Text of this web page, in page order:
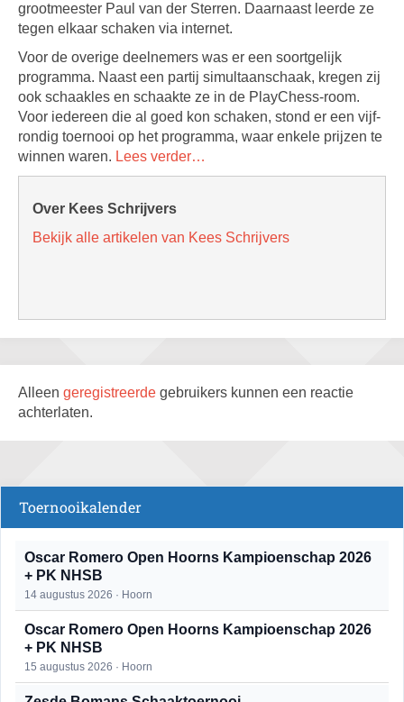
grootmeester Paul van der Sterren. Daarnaast leerde ze
tegen elkaar schaken via internet.
Voor de overige deelnemers was er een soortgelijk
programma. Naast een partij simultaanschaak, kregen zij
ook schaakles en schaakte ze in de PlayChess-room.
Voor iedereen die al goed kon schaken, stond er een vijf-
rondig toernooi op het programma, waar enkele prijzen te
winnen waren. Lees verder…
Over Kees Schrijvers
Bekijk alle artikelen van Kees Schrijvers
Alleen geregistreerde gebruikers kunnen een reactie
achterlaten.
Toernooikalender
Oscar Romero Open Hoorns Kampioenschap 2026
+ PK NHSB
14 augustus 2026 · Hoorn
Oscar Romero Open Hoorns Kampioenschap 2026
+ PK NHSB
15 augustus 2026 · Hoorn